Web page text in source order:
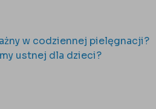
w codziennej pielęgnacji?
ustnej dla dzieci?